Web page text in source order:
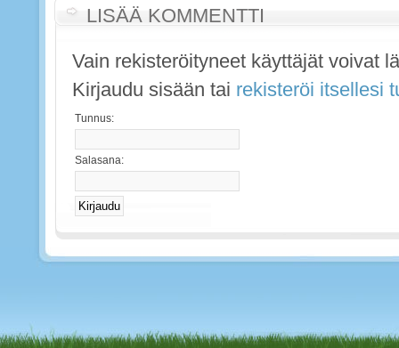
LISÄÄ KOMMENTTI
Vain rekisteröityneet käyttäjät voivat
Kirjaudu sisään tai rekisteröi itsellesi
Tunnus:
Salasana: